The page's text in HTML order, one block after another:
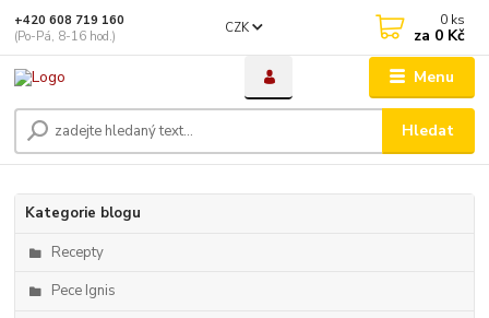
Menu
CZK
Hledat
+420 608 719 160
(Po-Pá, 8-16 hod.)
0 ks
za 0 Kč
Kategorie blogu
Recepty
Pece Ignis